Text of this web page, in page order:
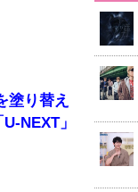
塗り替え
NEXT」